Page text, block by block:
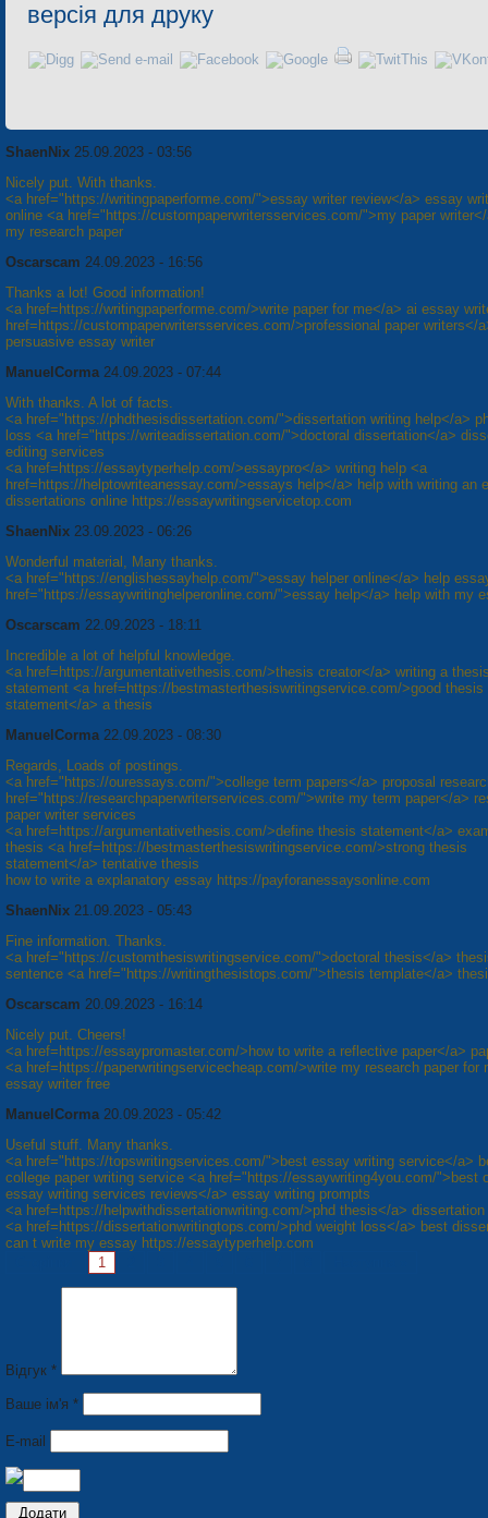
версія для друку
ShaenNix 25.09.2023 - 03:56
Nicely put. With thanks.
<a href="https://writingpaperforme.com/">essay writer review</a> essay
online <a href="https://custompaperwritersservices.com/">my paper
my research paper
Oscarscam 24.09.2023 - 16:56
Thanks a lot! Good information!
<a href=https://writingpaperforme.com/>write paper for me</a> ai essay
href=https://custompaperwritersservices.com/>professional paper writers</
persuasive essay writer
ManuelCorma 24.09.2023 - 07:44
With thanks. A lot of facts.
<a href="https://phdthesisdissertation.com/">dissertation writing help</a>
loss <a href="https://writeadissertation.com/">doctoral dissertation</a>
editing services
<a href=https://essaytyperhelp.com/>essaypro</a> writing help <a
href=https://helptowriteanessay.com/>essays help</a> help with writing an
dissertations online https://essaywritingservicetop.com
ShaenNix 23.09.2023 - 06:26
Wonderful material, Many thanks.
<a href="https://englishessayhelp.com/">essay helper online</a> help
href="https://essaywritinghelperonline.com/">essay help</a> help with my
Oscarscam 22.09.2023 - 18:11
Incredible a lot of helpful knowledge.
<a href=https://argumentativethesis.com/>thesis creator</a> writing a
statement <a href=https://bestmasterthesiswritingservice.com/>good thesis
statement</a> a thesis
ManuelCorma 22.09.2023 - 08:30
Regards, Loads of postings.
<a href="https://ouressays.com/">college term papers</a> proposal
href="https://researchpaperwriterservices.com/">write my term paper</a>
paper writer services
<a href=https://argumentativethesis.com/>define thesis statement</a>
thesis <a href=https://bestmasterthesiswritingservice.com/>strong thesis
statement</a> tentative thesis
how to write a explanatory essay https://payforanessaysonline.com
ShaenNix 21.09.2023 - 05:43
Fine information. Thanks.
<a href="https://customthesiswritingservice.com/">doctoral thesis</a>
sentence <a href="https://writingthesistops.com/">thesis template</a>
Oscarscam 20.09.2023 - 16:14
Nicely put. Cheers!
<a href=https://essaypromaster.com/>how to write a reflective paper</a>
<a href=https://paperwritingservicecheap.com/>write my research paper for
essay writer free
ManuelCorma 20.09.2023 - 05:42
Useful stuff. Many thanks.
<a href="https://topswritingservices.com/">best essay writing service</a>
college paper writing service <a href="https://essaywriting4you.com/">best
essay writing services reviews</a> essay writing prompts
<a href=https://helpwithdissertationwriting.com/>phd thesis</a> dissertation
<a href=https://dissertationwritingtops.com/>phd weight loss</a> best
can t write my essay https://essaytyperhelp.com
1
Відгук *
Ваше ім'я *
E-mail